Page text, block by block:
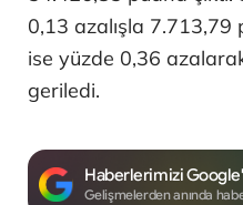
0,13 azalışla
ise yüzde 0,36
geriledi.
Haberlerimizi
Gelişmelerden anında